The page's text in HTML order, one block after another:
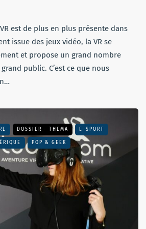
est de plus en plus présente dans
issue des jeux vidéo, la VR se
et propose un grand nombre
public. C’est ce que nous
DOSSIER - THEMA E-SPORT
POP & GEEK